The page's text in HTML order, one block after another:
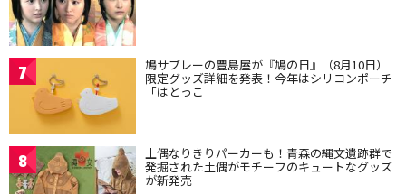
7 鳩サブレーの豊島屋が『鳩の日』（8月10日）
限定グッズ詳細を発表！今年はシリコンポーチ
「はとっこ」
8 土偶なりきりパーカーも！青森の縄文遺跡群で
発掘された土偶がモチーフのキュートなグッズ
が新発売